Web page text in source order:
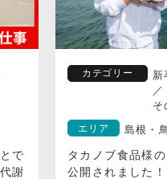
で
謝
カテゴリー
新
／
そ
エリア 島根・
タカノブ食品様
公開されました！